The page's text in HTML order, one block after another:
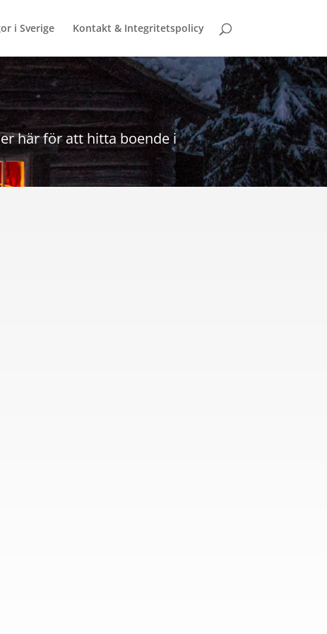
i Sverige Kontakt & Integritetspolicy
här för att hitta boende i